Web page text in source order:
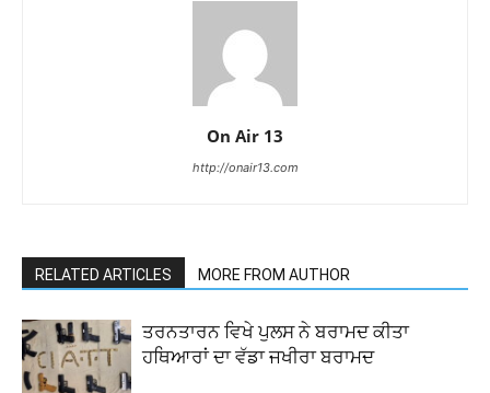
On Air 13
http://onair13.com
RELATED ARTICLES MORE FROM AUTHOR
ਤਰਨਤਾਰਨ ਵਿਖੇ ਪੁਲਸ ਨੇ ਬਰਾਮਦ ਕੀਤਾ
ਹਥਿਆਰਾਂ ਦਾ ਵੱਡਾ ਜਖੀਰਾ ਬਰਾਮਦ